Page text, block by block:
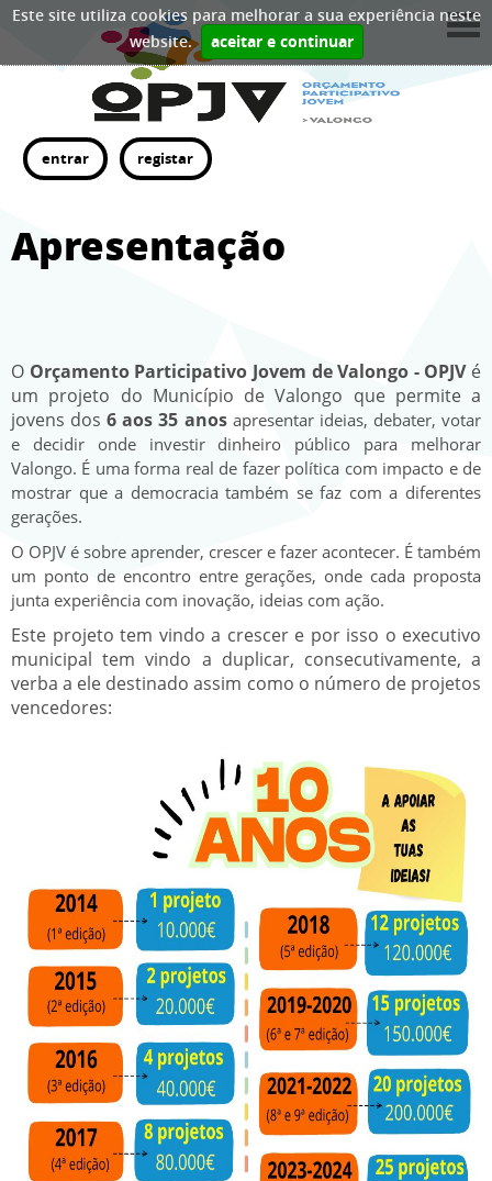
Este site utiliza cookies para melhorar a sua experiência neste
website.
aceitar e continuar
registar
entrar
Apresentação
O Orçamento Participativo Jovem de Valongo - OPJV é
um projeto do Município de Valongo que permite a
jovens dos6 aos 35 anos apresentar ideias, debater, votar
e decidir onde investir dinheiro público para melhorar
Valongo. É uma forma real de fazer política com impacto e de
mostrar que a democracia também se faz com a diferentes
gerações.
O OPJV é sobre aprender, crescer e fazer acontecer. É também
um ponto de encontro entre gerações, onde cada proposta
junta experiência com inovação, ideias com ação.
Este projeto tem vindo a crescer e por isso o executivo
municipal tem vindo a duplicar, consecutivamente, a
verba a ele destinado assim como o número de projetos
vencedores: